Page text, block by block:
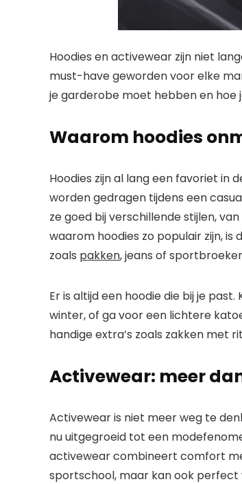
Hoodies en activewear zijn niet
must-have geworden voor elke
je garderobe moet hebben en hoe
Waarom hoodies
Hoodies zijn al lang een favoriet in
worden gedragen tijdens een
ze goed bij verschillende stijlen,
waarom hoodies zo populair zijn,
zoals pakken, jeans of
Er is altijd een hoodie die bij je
winter, of ga voor een lichtere
handige extra’s zoals zakken met
Activewear: meer
Activewear is niet meer weg te
nu uitgegroeid tot een
activewear combineert comfort
sportschool, maar kan ook perfect